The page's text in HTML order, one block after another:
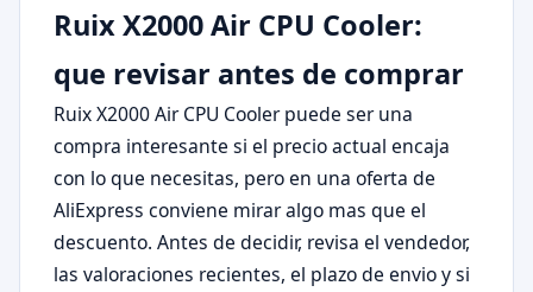
Ruix X2000 Air CPU Cooler:
que revisar antes de comprar
Ruix X2000 Air CPU Cooler puede ser una
compra interesante si el precio actual encaja
con lo que necesitas, pero en una oferta de
AliExpress conviene mirar algo mas que el
descuento. Antes de decidir, revisa el vendedor,
las valoraciones recientes, el plazo de envio y si